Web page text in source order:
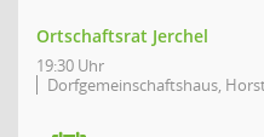
Ortschaftsrat Jerchel
19:30 Uhr
Dorfgemeinschaftshaus,